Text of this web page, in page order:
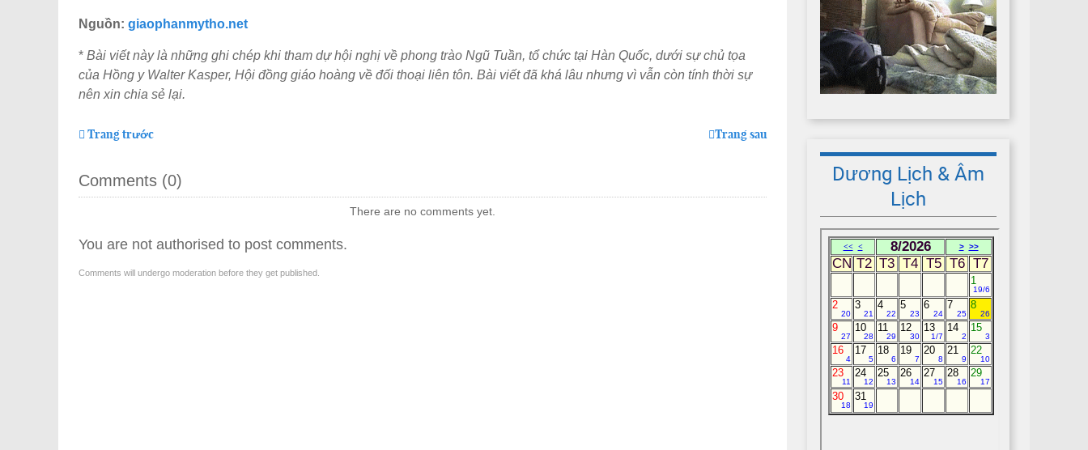
Nguồn: giaophanmytho.net
* Bài viết này là những ghi chép khi tham dự hội nghị về phong trào Ngũ Tuần, tổ chức tại Hàn Quốc, dưới sự chủ tọa
của Hồng y Walter Kasper, Hội đồng giáo hoàng về đối thoại liên tôn. Bài viết đã khá lâu nhưng vì vẫn còn tính thời sự
nên xin chia sẻ lại.
Trang trước Trang sau
Comments (0)
There are no comments yet.
You are not authorised to post comments.
Comments will undergo moderation before they get published.
Dương Lịch & Âm
Lịch